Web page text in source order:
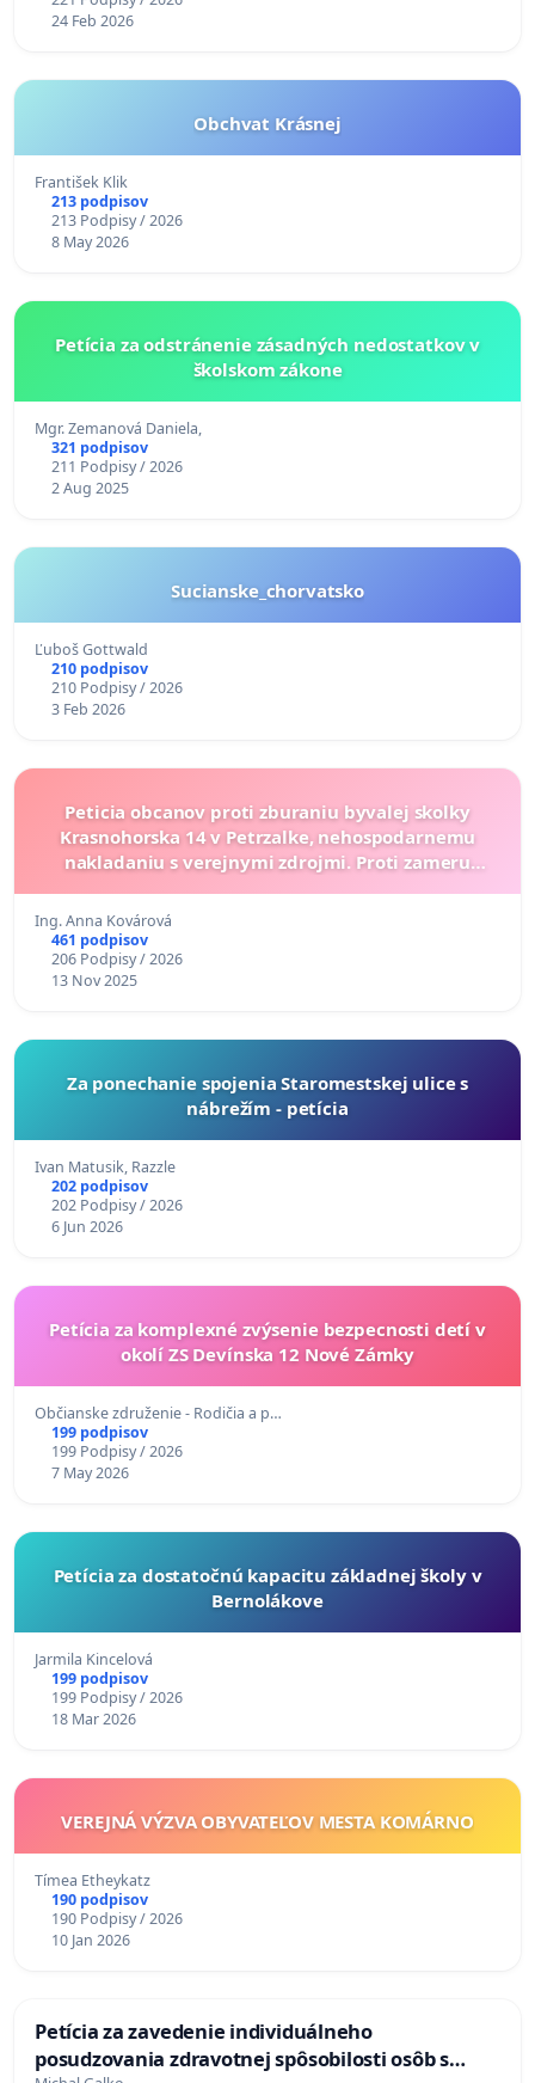
24 Feb 2026
Obchvat Krásnej
František Klik
213 podpisov
213 Podpisy / 2026
8 May 2026
Petícia za odstránenie zásadných nedostatkov v
školskom zákone
Mgr. Zemanová Daniela,
321 podpisov
211 Podpisy / 2026
2 Aug 2025
Sucianske_chorvatsko
Ľuboš Gottwald
210 podpisov
210 Podpisy / 2026
3 Feb 2026
Peticia obcanov proti zburaniu byvalej skolky
Krasnohorska 14 v Petrzalke, nehospodarnemu
nakladaniu s verejnymi zdrojmi. Proti zameru
Ing. Anna Kovárová
461 podpisov
206 Podpisy / 2026
13 Nov 2025
Za ponechanie spojenia Staromestskej ulice s
nábrežím - petícia
Ivan Matusik, Razzle
202 podpisov
202 Podpisy / 2026
6 Jun 2026
Petícia za komplexné zvýsenie bezpecnosti detí v
okolí ZS Devínska 12 Nové Zámky
Občianske združenie - Rodičia a p…
199 podpisov
199 Podpisy / 2026
7 May 2026
Petícia za dostatočnú kapacitu základnej školy v
Bernolákove
Jarmila Kincelová
199 podpisov
199 Podpisy / 2026
18 Mar 2026
VEREJNÁ VÝZVA OBYVATEĽOV MESTA KOMÁRNO
Tímea Etheykatz
190 podpisov
190 Podpisy / 2026
10 Jan 2026
Petícia za zavedenie individuálneho
posudzovania zdravotnej spôsobilosti osôb s